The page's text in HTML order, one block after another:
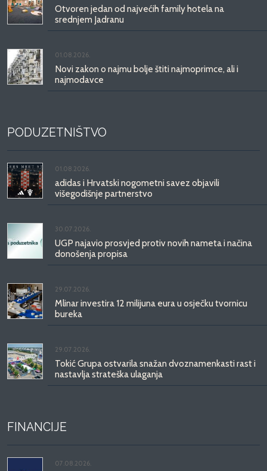
Otvoren jedan od najvećih family hotela na
srednjem Jadranu
01.08.2026.
Novi zakon o najmu bolje štiti najmoprimce, ali i
najmodavce
PODUZETNIŠTVO
01.08.2026.
adidas i Hrvatski nogometni savez objavili
višegodišnje partnerstvo
30.07.2026.
UGP najavio prosvjed protiv novih nameta i načina
donošenja propisa
29.07.2026.
Mlinar investira 12 milijuna eura u osječku tvornicu
bureka
29.07.2026.
Tokić Grupa ostvarila snažan dvoznamenkasti rast i
nastavlja strateška ulaganja
FINANCIJE
07.08.2026.